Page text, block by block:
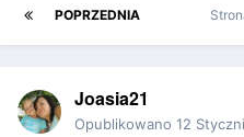
POPRZEDNIA
Joasia21
Opublikowano 12